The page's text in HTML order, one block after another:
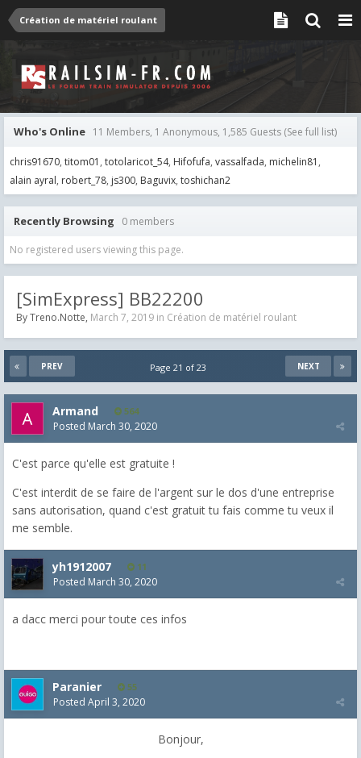
Création de matériel roulant
Who's Online 11 Members, 1 Anonymous, 1,585 Guests (See full list)
chris91670 titom01 totolaricot_54 Hifofufa vassalfada michelin81
alain ayral robert_78 js300 Baguvix toshichan2
Recently Browsing 0 members
No registered users viewing this page.
[SimExpress] BB22200
ByTreno.Notte, March 7, 2019 in Création de matériel roulant
PREV NEXT
Page 21 of 23
Armand 564
Posted March 30, 2020
C'est parce qu'elle est gratuite !
C'est interdit de se faire de l'argent sur le dos d'une entreprise
sans autorisation, quand c'est gratuit tu fais comme tu veux il
me semble.
yh1912007 11
Posted March 30, 2020
a dacc merci pour toute ces infos
Paranier 55
Posted April 3, 2020
Bonjour,